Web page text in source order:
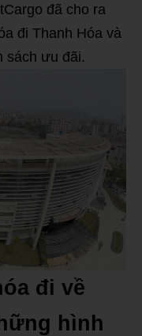
đã cho ra
đi Thanh Hóa và
sách ưu đãi.
đi về
hình